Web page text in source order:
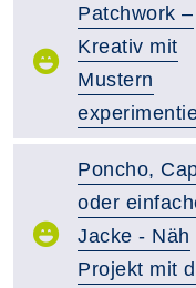
Patchwork –
Kreativ mit
Mustern
Poncho,
oder
Jacke - Näh
Projekt mit